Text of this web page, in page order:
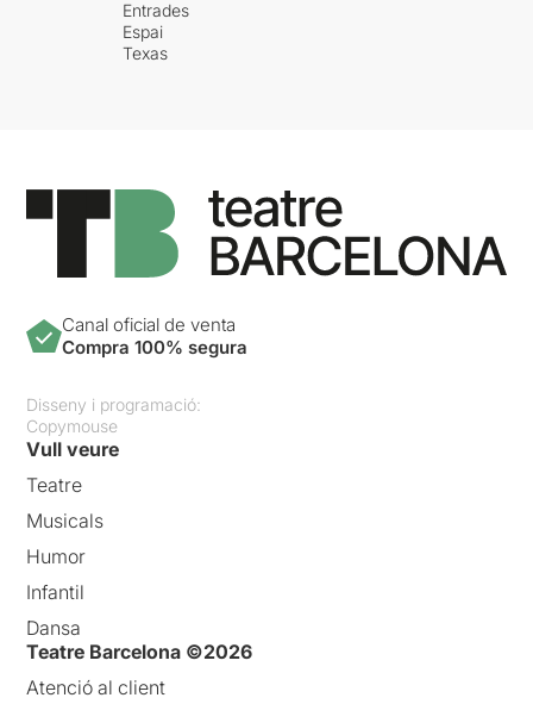
Entrades
Espai
Texas
Canal oficial de venta
Compra 100% segura
Disseny i programació:
Copymouse
Vull veure
Teatre
Musicals
Humor
Infantil
Dansa
Teatre Barcelona ©2026
Atenció al client